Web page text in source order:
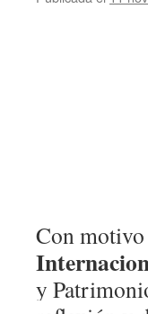
Con
y